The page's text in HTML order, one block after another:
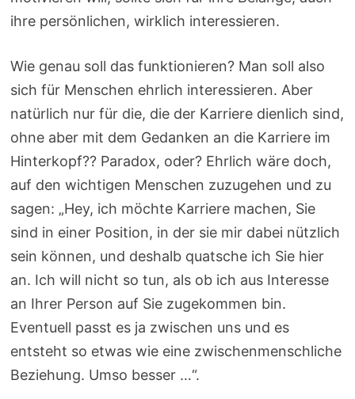
ihre persönlichen, wirklich interessieren.
Wie genau soll das funktionieren? Man soll also
sich für Menschen ehrlich interessieren. Aber
natürlich nur für die, die der Karriere dienlich sind,
ohne aber mit dem Gedanken an die Karriere im
Hinterkopf?? Paradox, oder? Ehrlich wäre doch,
auf den wichtigen Menschen zuzugehen und zu
sagen: „Hey, ich möchte Karriere machen, Sie
sind in einer Position, in der sie mir dabei nützlich
sein können, und deshalb quatsche ich Sie hier
an. Ich will nicht so tun, als ob ich aus Interesse
an Ihrer Person auf Sie zugekommen bin.
Eventuell passt es ja zwischen uns und es
entsteht so etwas wie eine zwischenmenschliche
Beziehung. Umso besser …“.